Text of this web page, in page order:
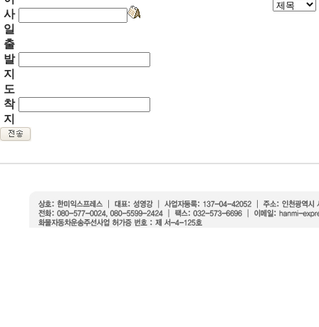
사
일
출
발
지
도
착
지